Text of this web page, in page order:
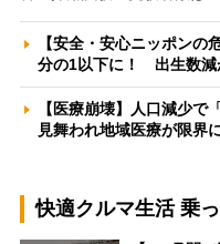
【安全・安心ニッポンの
分の1以下に！ 出生数
【医療崩壊】人口減少で
見舞われ地域医療が限
快適クルマ生活 乗